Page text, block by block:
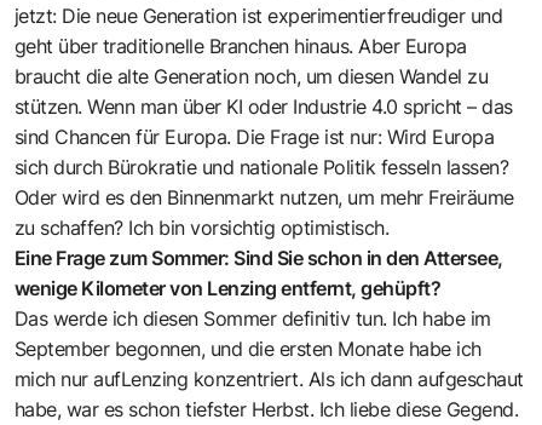
jetzt: Die neue Generation ist experimentierfreudiger und
geht über traditionelle Branchen hinaus. Aber Europa
braucht die alte Generation noch, um diesen Wandel zu
stützen. Wenn man über KI oder Industrie 4.0 spricht – das
sind Chancen für Europa. Die Frage ist nur: Wird Europa
sich durch Bürokratie und nationale Politik fesseln lassen?
Oder wird es den Binnenmarkt nutzen, um mehr Freiräume
zu schaffen? Ich bin vorsichtig optimistisch.
Eine Frage zum Sommer: Sind Sie schon in den Attersee,
wenige Kilometer von Lenzing entfernt, gehüpft?
Das werde ich diesen Sommer definitiv tun. Ich habe im
September begonnen, und die ersten Monate habe ich
mich nur aufLenzing konzentriert. Als ich dann aufgeschaut
habe, war es schon tiefster Herbst. Ich liebe diese Gegend.